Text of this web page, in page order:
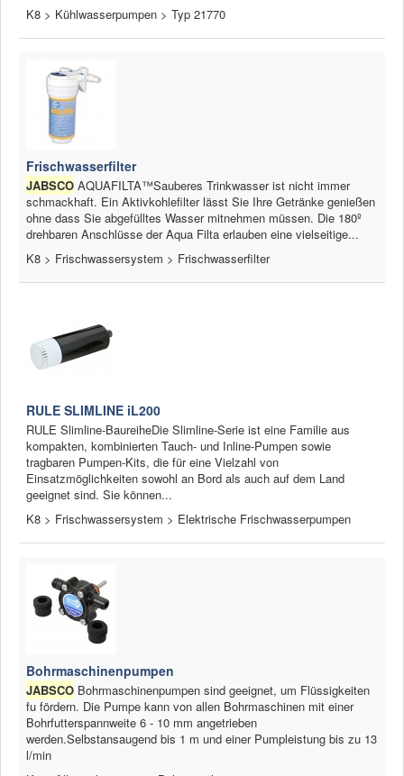
K8 > Kühlwasserpumpen > Typ 21770
Frischwasserfilter
JABSCO AQUAFILTA™Sauberes Trinkwasser ist nicht immer
schmackhaft. Ein Aktivkohlefilter lässt Sie Ihre Getränke genießen
ohne dass Sie abgefülltes Wasser mitnehmen müssen. Die 180º
drehbaren Anschlüsse der Aqua Filta erlauben eine vielseitige...
K8 > Frischwassersystem > Frischwasserfilter
RULE SLIMLINE iL200
RULE Slimline-BaureiheDie Slimline-Serie ist eine Familie aus
kompakten, kombinierten Tauch- und Inline-Pumpen sowie
tragbaren Pumpen-Kits, die für eine Vielzahl von
Einsatzmöglichkeiten sowohl an Bord als auch auf dem Land
geeignet sind. Sie können...
K8 > Frischwassersystem > Elektrische Frischwasserpumpen
Bohrmaschinenpumpen
JABSCO Bohrmaschinenpumpen sind geeignet, um Flüssigkeiten
fu fördern. Die Pumpe kann von allen Bohrmaschinen mit einer
Bohrfutterspannweite 6 - 10 mm angetrieben
werden.Selbstansaugend bis 1 m und einer Pumpleistung bis zu 13
l/min